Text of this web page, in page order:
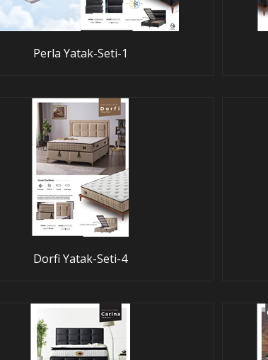
Perla Yatak-Seti-1
Dorfi Yatak-Seti-4